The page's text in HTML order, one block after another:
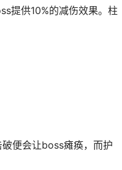
提供10%的减伤效果。柱
便会让boss瘫痪，而护